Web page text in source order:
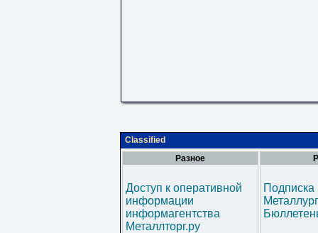
Classified
Разное
Доступ к оперативной
информации
информагентства
Металлторг.ру